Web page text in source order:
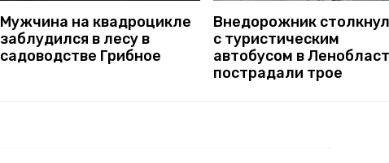
Мужчина на квадроцикле
заблудился в лесу в
садоводстве Грибное
Внедорожник
с туристическим
автобусом в
пострадали трое